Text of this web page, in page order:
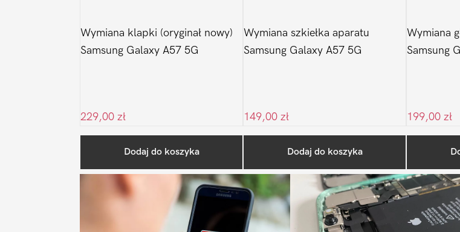
Wymiana klapki (oryginał nowy)
Samsung Galaxy A57 5G
229,00 zł
Dodaj do koszyka
Wymiana szkiełka aparatu
Samsung Galaxy A57 5G
149,00 zł
Dodaj do koszyka
Wymiana
Samsung
199,00 zł
Ostatnio na